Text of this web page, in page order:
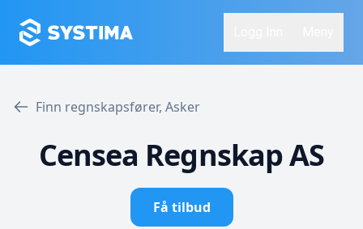
Finn regnskapsfører, Asker
Censea Regnskap AS
Få tilbud